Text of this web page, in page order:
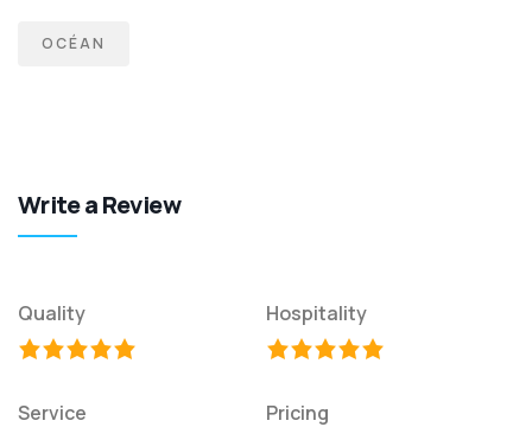
OCÉAN
Write a Review
Quality Hospitality
Service Pricing